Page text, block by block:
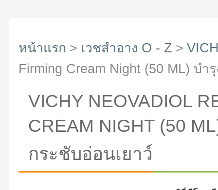
หน้าแรก > เวชสำอาง O - Z >
Firming Cream Night (50 ML) บำ
VICHY NEOVADIOL
CREAM NIGHT (50
กระชับอ่อนเยาว์